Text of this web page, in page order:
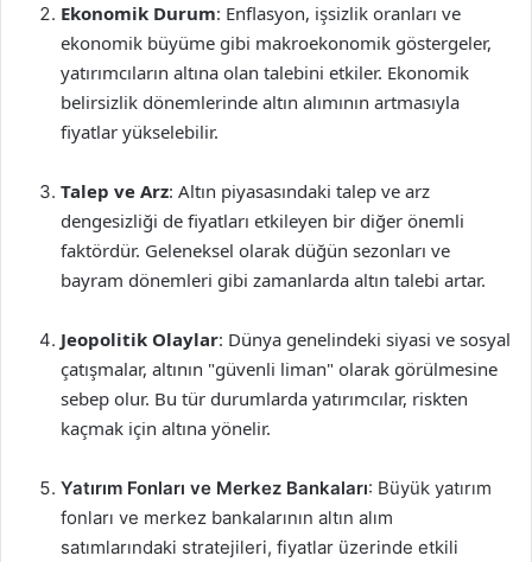
Ekonomik Durum: Enflasyon, işsizlik oranları ve
ekonomik büyüme gibi makroekonomik göstergeler,
yatırımcıların altına olan talebini etkiler. Ekonomik
belirsizlik dönemlerinde altın alımının artmasıyla
fiyatlar yükselebilir.
Talep ve Arz: Altın piyasasındaki talep ve arz
dengesizliği de fiyatları etkileyen bir diğer önemli
faktördür. Geleneksel olarak düğün sezonları ve
bayram dönemleri gibi zamanlarda altın talebi artar.
Jeopolitik Olaylar: Dünya genelindeki siyasi ve sosyal
çatışmalar, altının "güvenli liman" olarak görülmesine
sebep olur. Bu tür durumlarda yatırımcılar, riskten
kaçmak için altına yönelir.
Yatırım Fonları ve Merkez Bankaları: Büyük yatırım
fonları ve merkez bankalarının altın alım
satımlarındaki stratejileri, fiyatlar üzerinde etkili